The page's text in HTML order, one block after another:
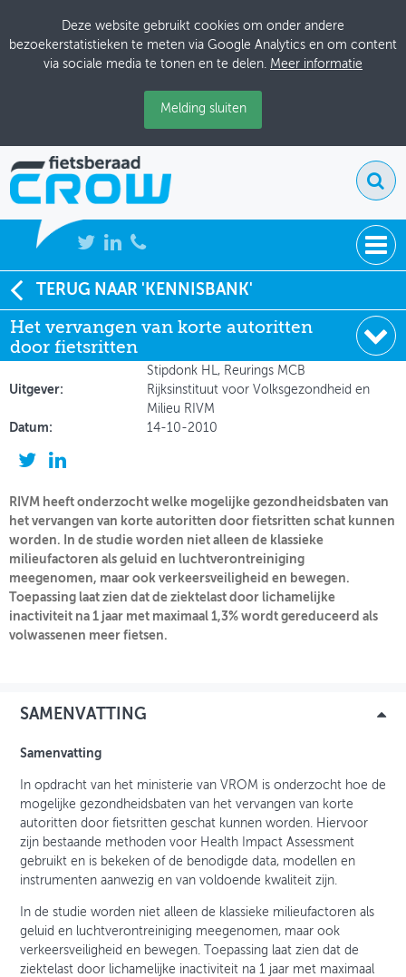
Deze website gebruikt cookies om onder andere
bezoekerstatistieken te meten via Google Analytics en om content
via sociale media te tonen en te delen. Meer informatie
Melding sluiten
NIEUWS
BIJEENKOMSTEN
KENNISBANK
MIJN PROFIEL
GEBRUIKER
TERUG NAAR 'KENNISBANK'
Het vervangen van korte autoritten
door fietsritten
Soort:
Onderzoeksrapporten
Auteur:
van Kempen EEMM, Swart W, Wendel-
Stipdonk HL, Reurings MCB
Uitgever:
Rijksinstituut voor Volksgezondheid en
Milieu RIVM
Datum:
14-10-2010
RIVM heeft onderzocht welke mogelijke gezondheidsbaten van
het vervangen van korte autoritten door fietsritten schat kunnen
worden. In de studie worden niet alleen de klassieke
milieufactoren als geluid en luchtverontreiniging
meegenomen, maar ook verkeersveiligheid en bewegen.
Toepassing laat zien dat de ziektelast door lichamelijke
inactiviteit na 1 jaar met maximaal 1,3% wordt gereduceerd als
volwassenen meer fietsen.
SAMENVATTING
Samenvatting
In opdracht van het ministerie van VROM is onderzocht hoe de
mogelijke gezondheidsbaten van het vervangen van korte
autoritten door fietsritten geschat kunnen worden. Hiervoor
zijn bestaande methoden voor Health Impact Assessment
gebruikt en is bekeken of de benodigde data, modellen en
instrumenten aanwezig en van voldoende kwaliteit zijn.
In de studie worden niet alleen de klassieke milieufactoren als
geluid en luchtverontreiniging meegenomen, maar ook
verkeersveiligheid en bewegen. Toepassing laat zien dat de
ziektelast door lichamelijke inactiviteit na 1 jaar met maximaal